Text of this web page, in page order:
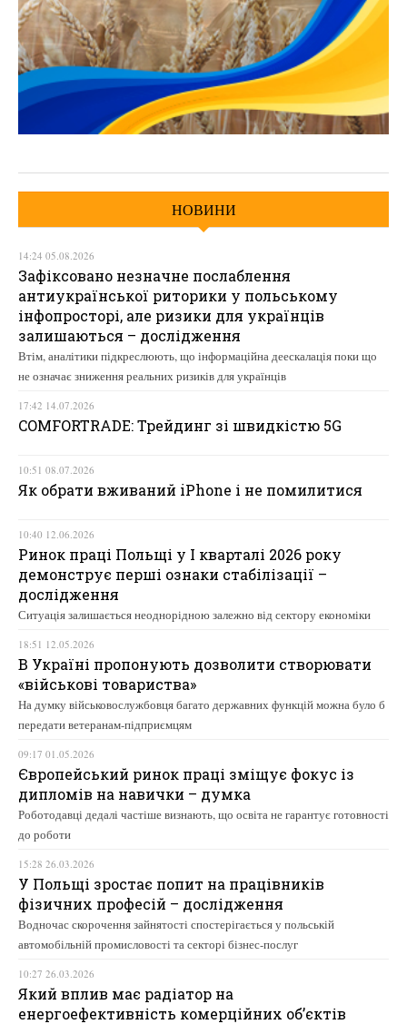
НОВИНИ
14:24 05.08.2026
Зафіксовано незначне послаблення
антиукраїнської риторики у польському
інфопросторі, але ризики для українців
залишаються – дослідження
Втім, аналітики підкреслюють, що інформаційна деескалація поки що
не означає зниження реальних ризиків для українців
17:42 14.07.2026
COMFORTRADE: Трейдинг зі швидкістю 5G
10:51 08.07.2026
Як обрати вживаний iPhone і не помилитися
10:40 12.06.2026
Ринок праці Польщі у І кварталі 2026 року
демонструє перші ознаки стабілізації –
дослідження
Ситуація залишається неоднорідною залежно від сектору економіки
18:51 12.05.2026
В Україні пропонують дозволити створювати
«військові товариства»
На думку військовослужбовця багато державних функцій можна було б
передати ветеранам-підприємцям
09:17 01.05.2026
Європейський ринок праці зміщує фокус із
дипломів на навички – думка
Роботодавці дедалі частіше визнають, що освіта не гарантує готовності
до роботи
15:28 26.03.2026
У Польщі зростає попит на працівників
фізичних професій – дослідження
Водночас скорочення зайнятості спостерігається у польській
автомобільній промисловості та секторі бізнес-послуг
10:27 26.03.2026
Який вплив має радіатор на
енергоефективність комерційних об’єктів